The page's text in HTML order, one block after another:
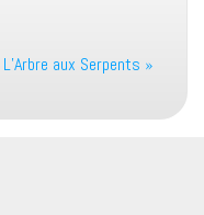
aux Serpents »